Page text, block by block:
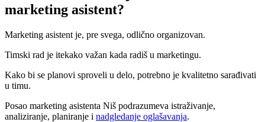
marketing asistent?
Marketing asistent je, pre svega, odlično organizovan.
Timski rad je itekako važan kada radiš u marketingu.
Kako bi se planovi sproveli u delo, potrebno je kvalitetno sarađivati
u timu.
Posao marketing asistenta Niš podrazumeva istraživanje,
analiziranje, planiranje i nadgledanje oglašavanja.